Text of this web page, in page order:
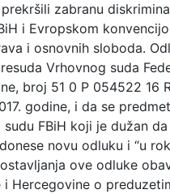
zabranu
i Evropskom
i osnovnih sloboda.
Vrhovnog suda
broj 51 0 P 054522 16
godine, i da se
sudu FBiH koji je dužan
novu odluku i “u
ove odluke
i Hercegovine o